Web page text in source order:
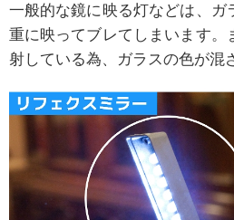
一般的な鏡に映る灯などは、ガ
重に映ってブレてしまいます。
射している為、ガラスの色が混